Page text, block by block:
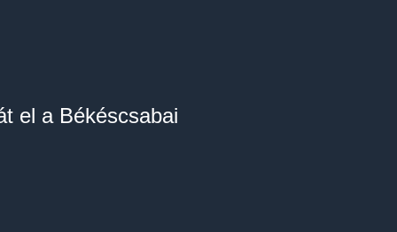
el a Békéscsabai